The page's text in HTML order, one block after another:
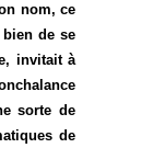
nom, ce
de se
invitait à
sorte de
de